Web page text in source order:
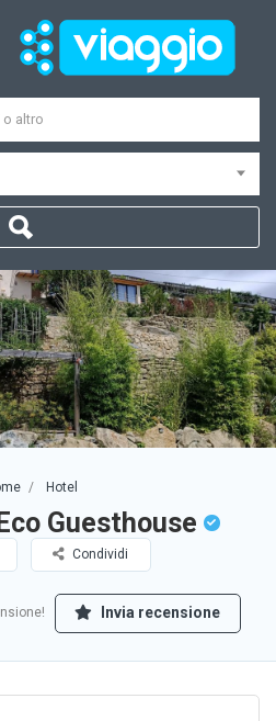
Hotel
Guesthouse
Condividi
Invia recensione